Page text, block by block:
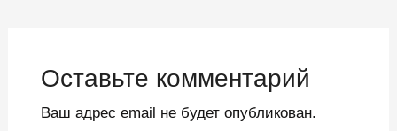
Оставьте комментарий
Ваш адрес email не будет опубликован.